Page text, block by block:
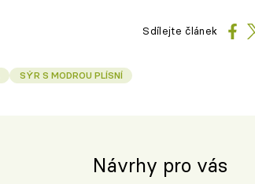
Sdílejte článek
SÝR S MODROU PLÍSNÍ
Návrhy pro vás